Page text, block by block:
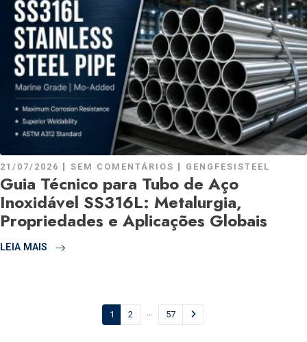
21/07/2026 SEM COMENTÁRIOS GENGFESISTEEL
Guia Técnico para Tubo de Aço
Inoxidável SS316L: Metalurgia,
Propriedades e Aplicações Globais
LEIA MAIS
1 2 ... 57